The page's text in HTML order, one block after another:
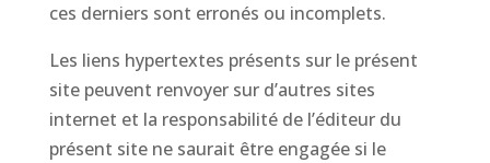
ces derniers sont erronés ou incomplets.
Les liens hypertextes présents sur le présent
site peuvent renvoyer sur d’autres sites
internet et la responsabilité de l’éditeur du
présent site ne saurait être engagée si le